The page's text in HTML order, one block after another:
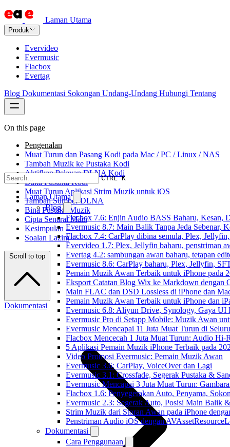
Laman Utama
Produk
Evervideo
Evermusic
Flacbox
Evertag
Blog Dokumentasi Sokongan Undang-Undang Hubungi Tentang
CTRL K
Laman Utama
Blog
Flacbox 7.6: Enjin Audio BASS Baharu, Kesan,
Evermusic 8.7: Main Balik Tanpa Jeda Sebenar,
Flacbox 7.4: CarPlay dibina semula, Plex,
Evervideo 1.7: Plex, Jellyfin baharu, penstriman
Evertag 4.2: sambungan awan baharu, tetapan
Evermusic 8.6: CarPlay baharu, Plex, Jellyfin,
Pemain Muzik Awan Terbaik untuk iPhone pada
Eksport Catatan Blog Wix ke Markdown dengan
Main FLAC dan DSD Lossless di iPhone dan
Pemain Muzik Awan Terbaik untuk iPhone dan
Evermusic 6.8: Aliyun Drive, Synology, Gaya UI
Evermusic Pro di Setapp Mobile: Muzik Awan
Evermusic Mencapai 11 Juta Muat Turun di
Flacbox Mencecah 1 Juta Muat Turun: Audio Hi-
5 Aplikasi Pemain Muzik iPhone Terbaik pada
Video Promosi Evermusic: Pemain Muzik Awan
Evermusic 3.6: CarPlay, VoiceOver dan Lagi
Evermusic 3.1: Crossfade, Segerak Pustaka &
Evermusic Mencapai 3 Juta Muat Turun:
Flacbox 1.6: Penyegerakan Auto, Penyama,
Evermusic 2.3: Segerak Auto, Posisi Main Balik
Strim Muzik dari Storan Awan pada iPhone
Penstriman Audio iOS dengan
Dokumentasi
Cara Penggunaan
On this page
Pengenalan
Muat Turun dan Pasang Kodi pada Mac / PC / Linux / NAS
Tambah Muzik ke Pustaka Kodi
Aktifkan Pelayan DLNA Kodi
Buka Pustaka Kodi
Muat Turun Aplikasi Strim Muzik untuk iOS
Tambah Sumber DLNA
Bina Pustaka Muzik
Cipta Senarai Main
Kesimpulan
Soalan Lazim
Scroll to top
Dokumentasi